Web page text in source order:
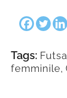
Tags:
femminile,